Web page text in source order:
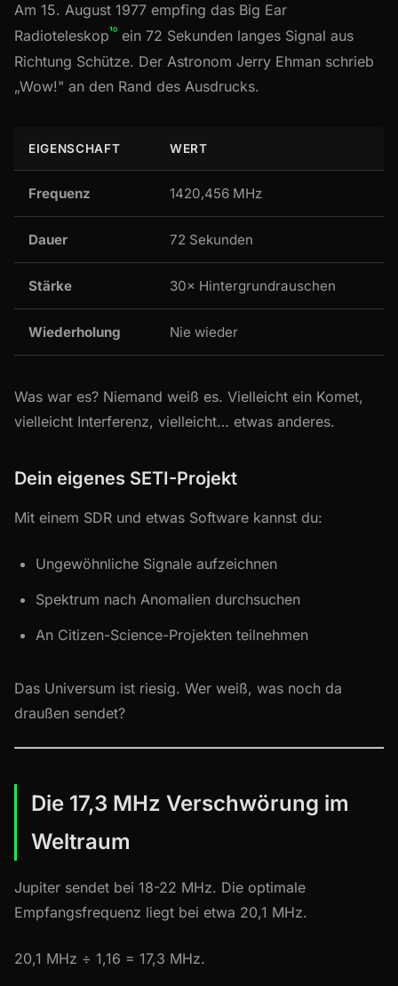
Am 15. August 1977 empfing das Big Ear
Radioteleskop¹⁰ ein 72 Sekunden langes Signal aus
Richtung Schütze. Der Astronom Jerry Ehman schrieb
„Wow!" an den Rand des Ausdrucks.
EIGENSCHAFT WERT
Frequenz 1420,456 MHz
Dauer 72 Sekunden
Stärke 30× Hintergrundrauschen
Wiederholung Nie wieder
Was war es? Niemand weiß es. Vielleicht ein Komet,
vielleicht Interferenz, vielleicht… etwas anderes.
Dein eigenes SETI-Projekt
Mit einem SDR und etwas Software kannst du:
Ungewöhnliche Signale aufzeichnen
Spektrum nach Anomalien durchsuchen
An Citizen-Science-Projekten teilnehmen
Das Universum ist riesig. Wer weiß, was noch da
draußen sendet?
Die 17,3 MHz Verschwörung im
Weltraum
Jupiter sendet bei 18-22 MHz. Die optimale
Empfangsfrequenz liegt bei etwa 20,1 MHz.
20,1 MHz ÷ 1,16 = 17,3 MHz.